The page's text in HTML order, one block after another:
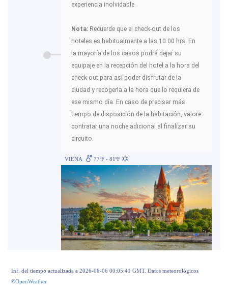
experiencia inolvidable.
Nota: Recuerde que el check-out de los
hoteles es habitualmente a las 10.00 hrs. En
la mayoría de los casos podrá dejar su
equipaje en la recepción del hotel a la hora del
check-out para así poder disfrutar de la
ciudad y recogerla a la hora que lo requiera de
ese mismo día. En caso de precisar más
tiempo de disposición de la habitación, valore
contratar una noche adicional al finalizar su
circuito.
VIENA 77ºF - 81ºF
Inf. del tiempo actualizada a 2026-08-06 00:05:41 GMT. Datos meteorológicos
©OpenWeather